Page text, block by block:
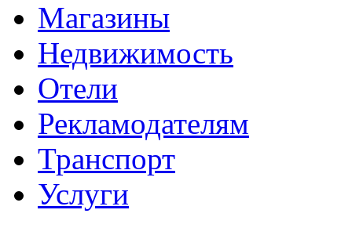
Магазины
Недвижимость
Отели
Рекламодателям
Транспорт
Услуги